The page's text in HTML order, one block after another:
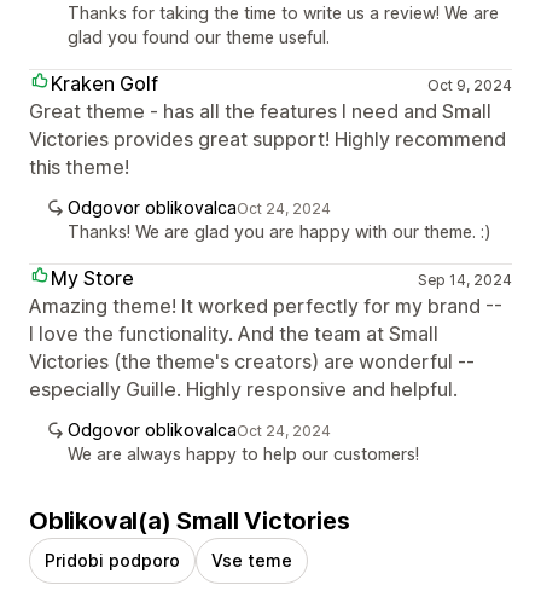
Thanks for taking the time to write us a review! We are
glad you found our theme useful.
Kraken Golf Oct 9, 2024
Great theme - has all the features I need and Small
Victories provides great support! Highly recommend
this theme!
Odgovor oblikovalcaOct 24, 2024
Thanks! We are glad you are happy with our theme. :)
My Store Sep 14, 2024
Amazing theme! It worked perfectly for my brand --
I love the functionality. And the team at Small
Victories (the theme's creators) are wonderful --
especially Guille. Highly responsive and helpful.
Odgovor oblikovalcaOct 24, 2024
We are always happy to help our customers!
Oblikoval(a) Small Victories
Pridobi podporo Vse teme